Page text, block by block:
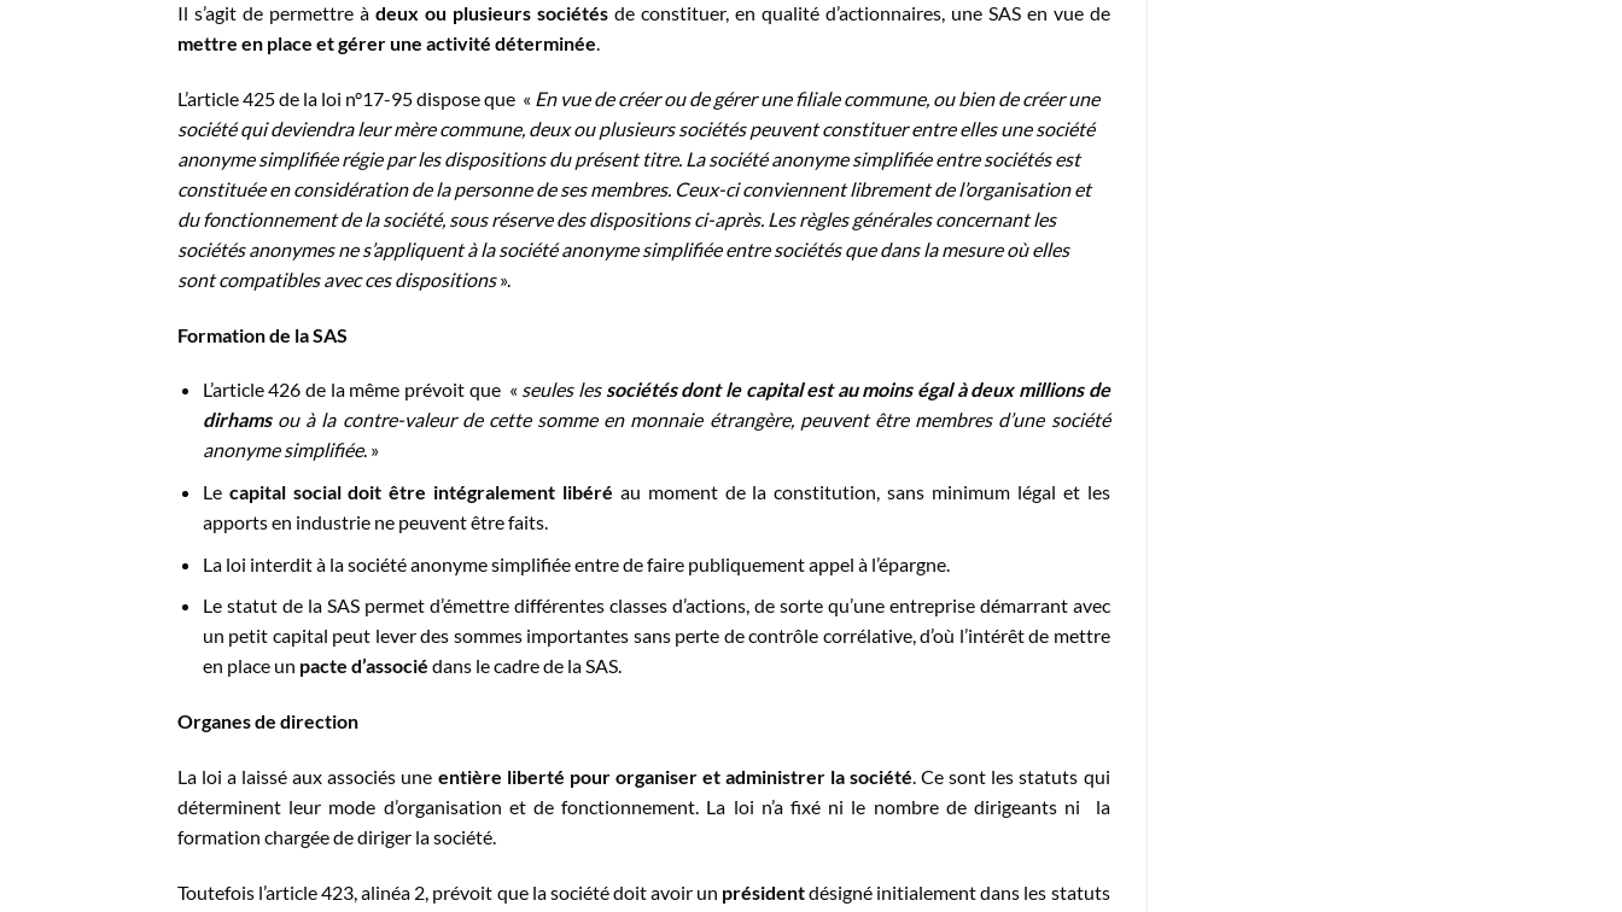
Il s’agit de permettre à deux ou plusieurs sociétésde constituer, en qualité d’actionnaires, une SAS en vue de
mettre en place et gérer une activité déterminée.
L’article 425 de la loi n°17-95 dispose que « En vue de créer ou de gérer une filiale commune, ou bien de créer une
société qui deviendra leur mère commune, deux ou plusieurs sociétés peuvent constituer entre elles une société
anonyme simplifiée régie par les dispositions du présent titre. La société anonyme simplifiée entre sociétés est
constituée en considération de la personne de ses membres. Ceux-ci conviennent librement de l’organisation et
du fonctionnement de la société, sous réserve des dispositions ci-après. Les règles générales concernant les
sociétés anonymes ne s’appliquent à la société anonyme simplifiée entre sociétés que dans la mesure où elles
sont compatibles avec ces dispositions».
Formation de la SAS
L’article 426 de la même prévoit que « seules les sociétés dont le capital est au moins égal à deux millions de
dirhamsou à la contre-valeur de cette somme en monnaie étrangère, peuvent être membres d’une société
anonyme simplifiée. »
Le capital social doit être intégralement libéré au moment de la constitution, sans minimum légal et les
apports en industrie ne peuvent être faits.
La loi interdit à la société anonyme simplifiée entre de faire publiquement appel à l’épargne.
Le statut de la SAS permet d’émettre différentes classes d’actions, de sorte qu’une entreprise démarrant avec
un petit capital peut lever des sommes importantes sans perte de contrôle corrélative, d’où l’intérêt de mettre
en place un pacte d’associé dans le cadre de la SAS.
Organes de direction
La loi a laissé aux associés une entière liberté pour organiser et administrer la société. Ce sont les statuts qui
déterminent leur mode d’organisation et de fonctionnement. La loi n’a fixé ni le nombre de dirigeants ni la
formation chargée de diriger la société.
Toutefois l’article 423, alinéa 2, prévoit que la société doit avoir un présidentdésigné initialement dans les statuts